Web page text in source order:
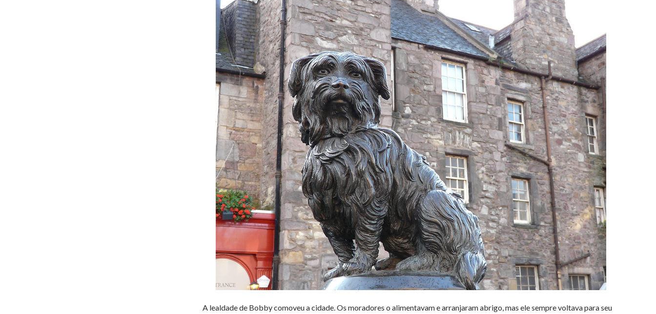
A lealdade de Bobby comoveu a cidade. Os moradores o alimentavam e arranjaram abrigo, mas ele sempre voltava para seu